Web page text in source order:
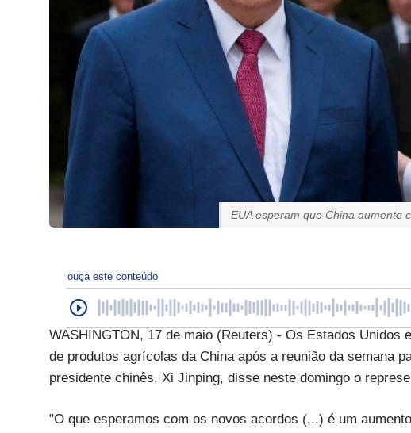
EUA esperam que China aumente
ouça este conteúdo
WASHINGTON, 17 de maio (Reuters) - Os Estados
de produtos agrícolas da China após a reunião da semana
presidente chinês, Xi Jinping, disse neste domingo o
"O que esperamos com os novos acordos (...) é um